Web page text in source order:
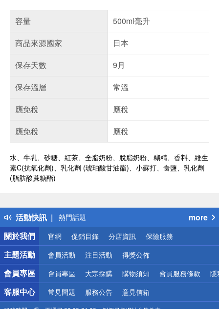
容量
500ml毫升
商品來源國家
日本
保存天數
9月
保存溫層
常溫
應免稅
應稅
應免稅
應稅
水、牛乳、砂糖、紅茶、全脂奶粉、脫脂奶粉、糊精、香料、維生
素C(抗氧化劑)、乳化劑 (琥珀酸甘油酯)、小蘇打、食鹽、乳化劑
(脂肪酸蔗糖酯)
活動快訊
得獎公告
熱門話題
銀行優惠
偏遠地區配送
詐騙網頁！請小心！
more
關於我們
官網 促銷目錄 分店資訊 保險服務
主題活動 會員活動 注目活動 得獎公佈
會員專區 會員專區 大宗採購 購物須知 會員服務條款 隱
客服中心 常見問題 服務公告 意見信箱